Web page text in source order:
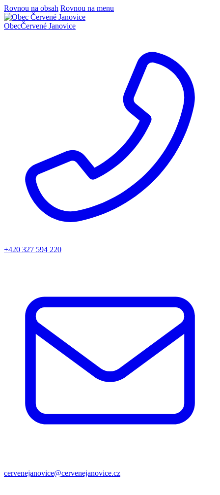
Rovnou na obsah Rovnou na menu
ObecČervené Janovice
+420 327 594 220
cervenejanovice@cervenejanovice.cz